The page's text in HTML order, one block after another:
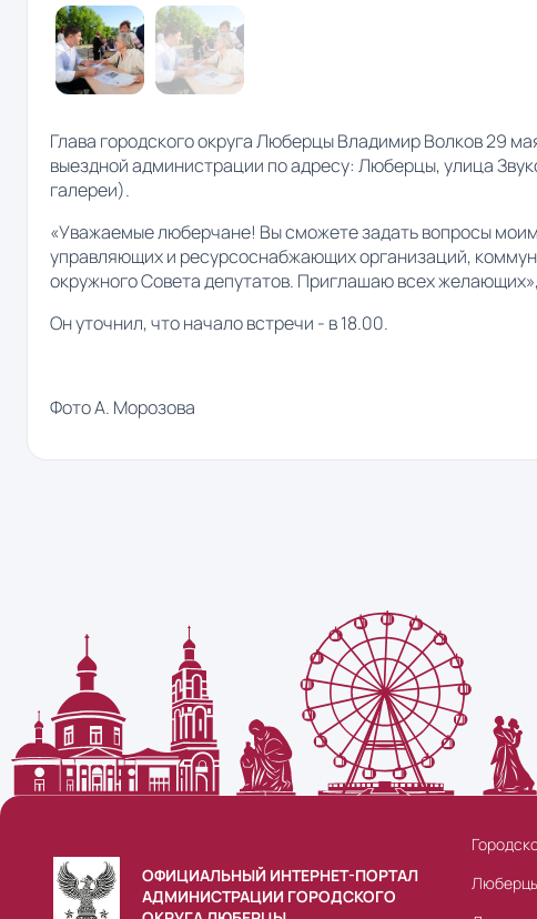
Глава городского округа Люберцы Владимир Волков 29
выездной администрации по адресу: Люберцы, улица
галереи).
«Уважаемые люберчане! Вы сможете задать вопросы
управляющих и ресурсоснабжающих организаций,
окружного Совета депутатов. Приглашаю всех
Он уточнил, что начало встречи - в 18.00.
Фото А. Морозова
ОФИЦИАЛЬНЫЙ ИНТЕРНЕТ-ПОРТАЛ
АДМИНИСТРАЦИИ ГОРОДСКОГО